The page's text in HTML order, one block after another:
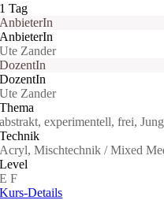
1 Tag
AnbieterIn
AnbieterIn
Ute Zander
DozentIn
DozentIn
Ute Zander
Thema
abstrakt, experimentell, frei,
Technik
Acryl, Mischtechnik / Mixed
Level
EF
Kurs-Details